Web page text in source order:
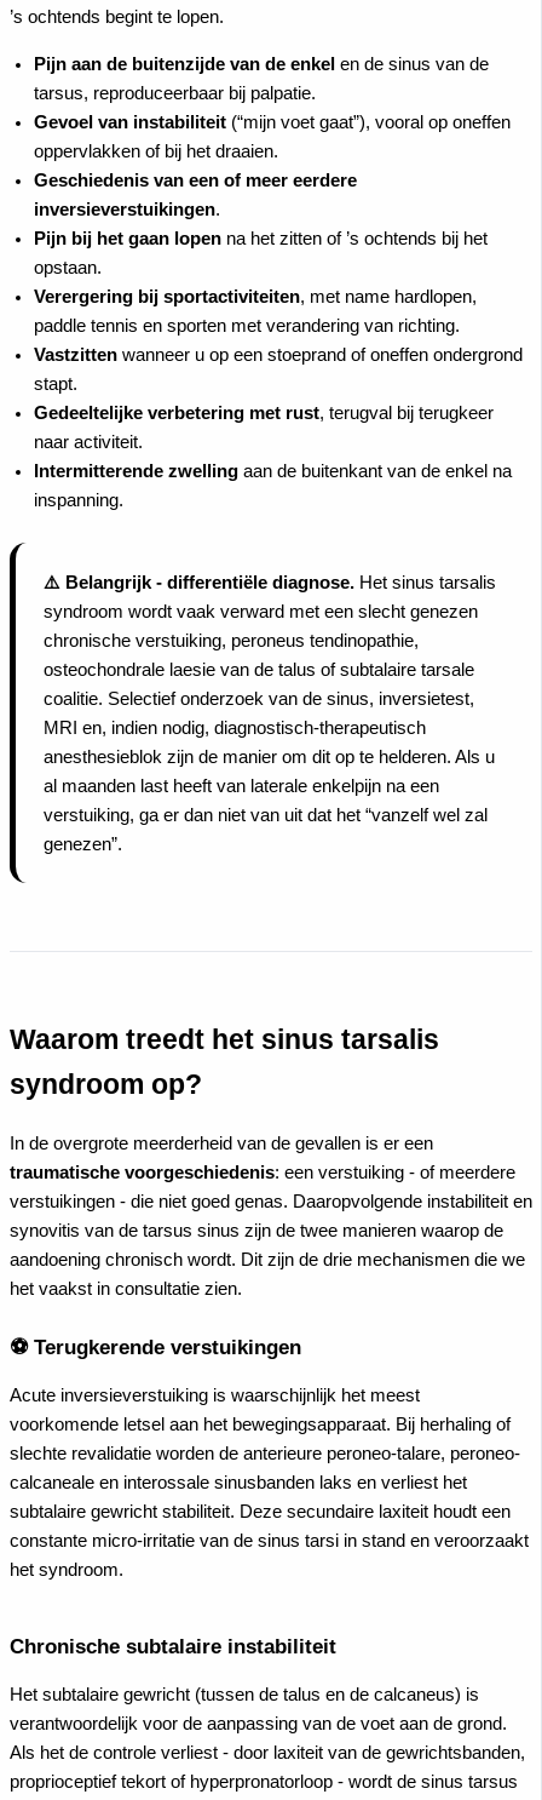
’s ochtends begint te lopen.
Pijn aan de buitenzijde van de enkel en de sinus van de
tarsus, reproduceerbaar bij palpatie.
Gevoel van instabiliteit (“mijn voet gaat”), vooral op oneffen
oppervlakken of bij het draaien.
Geschiedenis van een of meer eerdere
inversieverstuikingen.
Pijn bij het gaan lopen na het zitten of ’s ochtends bij het
opstaan.
Verergering bij sportactiviteiten, met name hardlopen,
paddle tennis en sporten met verandering van richting.
Vastzitten wanneer u op een stoeprand of oneffen ondergrond
stapt.
Gedeeltelijke verbetering met rust, terugval bij terugkeer
naar activiteit.
Intermitterende zwelling aan de buitenkant van de enkel na
inspanning.
⚠️ Belangrijk - differentiële diagnose. Het sinus tarsalis
syndroom wordt vaak verward met een slecht genezen
chronische verstuiking, peroneus tendinopathie,
osteochondrale laesie van de talus of subtalaire tarsale
coalitie. Selectief onderzoek van de sinus, inversietest,
MRI en, indien nodig, diagnostisch-therapeutisch
anesthesieblok zijn de manier om dit op te helderen. Als u
al maanden last heeft van laterale enkelpijn na een
verstuiking, ga er dan niet van uit dat het “vanzelf wel zal
genezen”.
Waarom treedt het sinus tarsalis
syndroom op?
In de overgrote meerderheid van de gevallen is er een
traumatische voorgeschiedenis: een verstuiking - of meerdere
verstuikingen - die niet goed genas. Daaropvolgende instabiliteit en
synovitis van de tarsus sinus zijn de twee manieren waarop de
aandoening chronisch wordt. Dit zijn de drie mechanismen die we
het vaakst in consultatie zien.
⚽ Terugkerende verstuikingen
Acute inversieverstuiking is waarschijnlijk het meest
voorkomende letsel aan het bewegingsapparaat. Bij herhaling of
slechte revalidatie worden de anterieure peroneo-talare, peroneo-
calcaneale en interossale sinusbanden laks en verliest het
subtalaire gewricht stabiliteit. Deze secundaire laxiteit houdt een
constante micro-irritatie van de sinus tarsi in stand en veroorzaakt
het syndroom.
Chronische subtalaire instabiliteit
Het subtalaire gewricht (tussen de talus en de calcaneus) is
verantwoordelijk voor de aanpassing van de voet aan de grond.
Als het de controle verliest - door laxiteit van de gewrichtsbanden,
proprioceptief tekort of hyperpronatorloop - wordt de sinus tarsus